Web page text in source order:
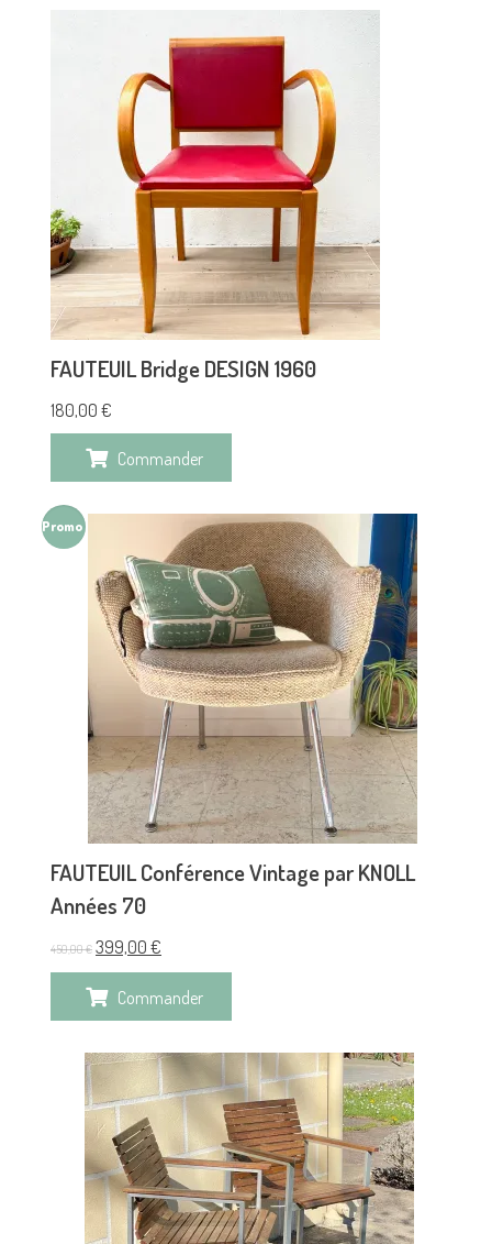
FAUTEUIL Bridge DESIGN 1960
180,00 €
Commander
Promo !
FAUTEUIL Conférence Vintage par KNOLL
Années 70
450,00€ 399,00 €
Commander